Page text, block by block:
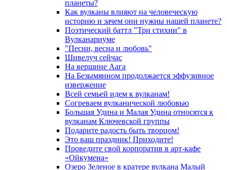
планеты?
Как вулканы влияют на человеческую
историю и зачем они нужны нашей планете?
Поэтический баттл "Три стихии" в
Вулканариуме
"Песни, весна и любовь"
Шивелуч сейчас
На вершине Аага
На Безымянном продолжается эффузивное
извержение
Всей семьей идем к вулканам!
Согреваем вулканической любовью
Большая Удина и Малая Удина относятся к
вулканам Ключевской группы
Подарите радость быть творцом!
Это ваш праздник! Приходите!
Проведите свой корпоратив в арт-кафе
«Ойкумена»
Озеро Зеленое в кратере вулкана Малый